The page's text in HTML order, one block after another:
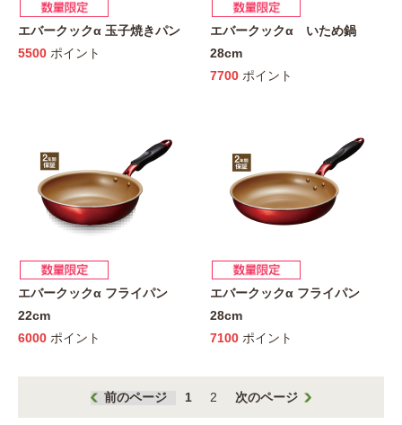
エバークックα 玉子焼きパン
5500 ポイント
エバークックα いため鍋
28cm
7700 ポイント
エバークックα フライパン
22cm
6000 ポイント
エバークックα フライパン
28cm
7100 ポイント
前のページ 1 2 次のページ